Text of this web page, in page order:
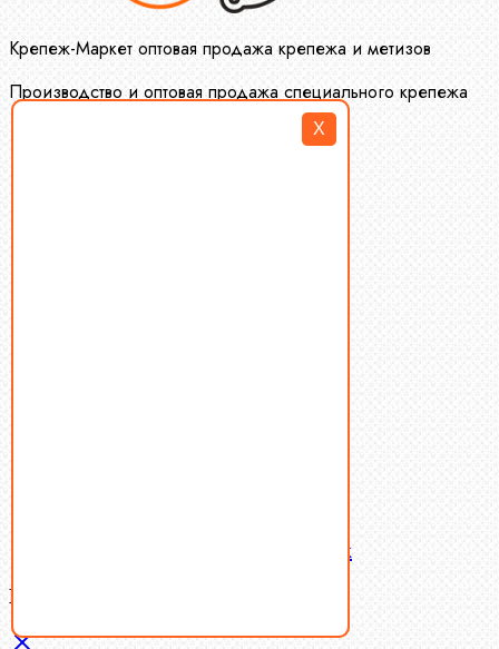
X
Крепеж-Маркет оптовая продажа крепежа и метизов
Производство и оптовая продажа специального крепежа
Латунный и бронзовый крепеж
Ваша корзина